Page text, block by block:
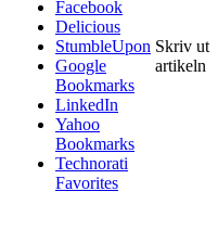
Facebook
Delicious
StumbleUpon
Google
Bookmarks
LinkedIn
Yahoo
Bookmarks
Technorati
Favorites
Skriv ut
artikeln